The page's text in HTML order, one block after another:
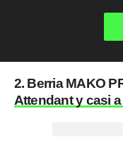
2. Berria MAKO
Attendant y casi